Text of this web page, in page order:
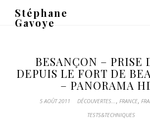
Stéphane
Gavoye
BESANÇON – PRISE
DEPUIS LE FORT DE
– PANORAMA
5 AOÛT 2011 DÉCOUVERTES..., FRANCE,
TESTS&TECHNIQUES